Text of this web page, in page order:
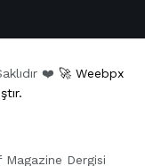
❤️ 🚀 Weebpx
Magazine Dergisi